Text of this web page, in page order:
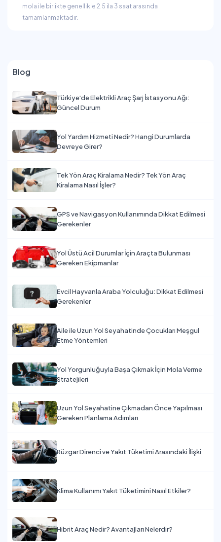
mola ile birlikte genellikle 2.5 ila 3 saat arasında
tamamlanmaktadır.
Blog
Türkiye'de Elektrikli Araç Şarj İstasyonu Ağı:
Güncel Durum
Yol Yardım Hizmeti Nedir? Hangi Durumlarda
Devreye Girer?
Tek Yön Araç Kiralama Nedir? Tek Yön Araç
Kiralama Nasıl İşler?
GPS ve Navigasyon Kullanımında Dikkat Edilmesi
Gerekenler
Yol Üstü Acil Durumlar İçin Araçta Bulunması
Gereken Ekipmanlar
Evcil Hayvanla Araba Yolculuğu: Dikkat Edilmesi
Gerekenler
Aile ile Uzun Yol Seyahatinde Çocukları Meşgul
Etme Yöntemleri
Yol Yorgunluğuyla Başa Çıkmak İçin Mola Verme
Stratejileri
Uzun Yol Seyahatine Çıkmadan Önce Yapılması
Gereken Planlama Adımları
Rüzgar Direnci ve Yakıt Tüketimi Arasındaki İlişki
Klima Kullanımı Yakıt Tüketimini Nasıl Etkiler?
Hibrit Araç Nedir? Avantajları Nelerdir?